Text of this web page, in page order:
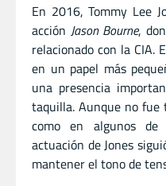
En 2016, Tommy Lee
acción Jason Bourne,
relacionado con la CIA.
en un papel más
una presencia
taquilla. Aunque no
como en algunos de
actuación de Jones
mantener el tono de